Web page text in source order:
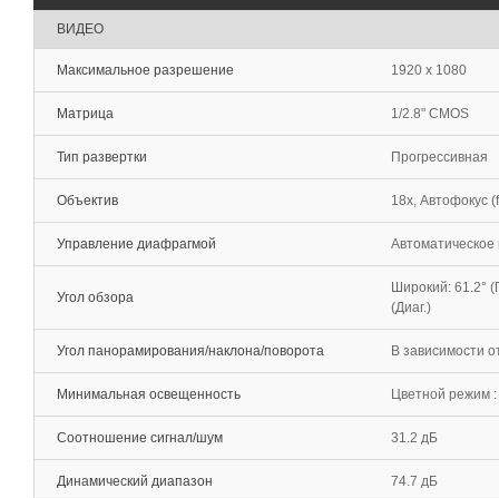
ВИДЕО
Максимальное разрешение 1920 x 1080
Матрица 1/2.8" CMOS
Тип развертки Прогрессивная
Объектив 18x, Автофокус
Управление диафрагмой
Угол обзора
Широкий: 61.2°
(Диаг.)
Угол панорамирования/наклона/поворота В зависимости
Минимальная освещенность Цветной режим
Соотношение сигнал/шум 31.2 дБ
Динамический диапазон 74.7 дБ